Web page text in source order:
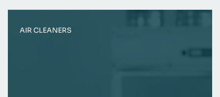
AIR CLEANERS